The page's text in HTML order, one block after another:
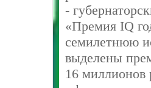
-
«Премия IQ
семилетнюю
выделены
16 миллионов